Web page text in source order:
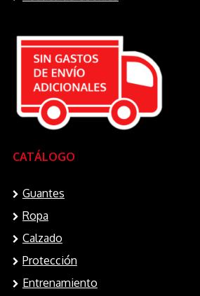
CATÁLOGO
Guantes
Ropa
Calzado
Protección
Entrenamiento